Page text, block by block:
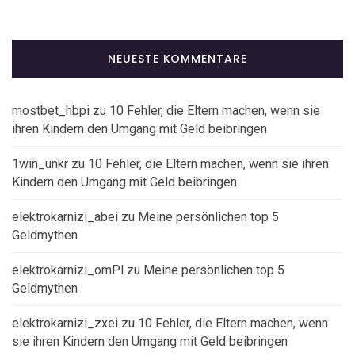
NEUESTE KOMMENTARE
mostbet_hbpi zu 10 Fehler, die Eltern machen, wenn sie
ihren Kindern den Umgang mit Geld beibringen
1win_unkr zu 10 Fehler, die Eltern machen, wenn sie ihren
Kindern den Umgang mit Geld beibringen
elektrokarnizi_abei zu Meine persönlichen top 5
Geldmythen
elektrokarnizi_omPl zu Meine persönlichen top 5
Geldmythen
elektrokarnizi_zxei zu 10 Fehler, die Eltern machen, wenn
sie ihren Kindern den Umgang mit Geld beibringen